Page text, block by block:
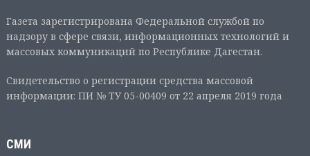
Газета зарегистрирована Федеральной службой по
надзору в сфере связи, информационных технологий и
массовых коммуникаций по Республике Дагестан.
Свидетельство о регистрации средства массовой
информации: ПИ № ТУ 05-00409 от 22 апреля 2019 года
СМИ